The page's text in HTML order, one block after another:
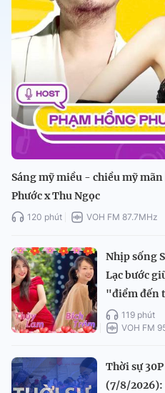
Sáng mỹ miều - chiều mỹ
Phước x Thu Ngọc
120 phút VOH FM 87.7MHz
Nhịp sống
Lạc bước
"điểm đến
119 phút
VOH FM
Thời sự
(7/8/2026):